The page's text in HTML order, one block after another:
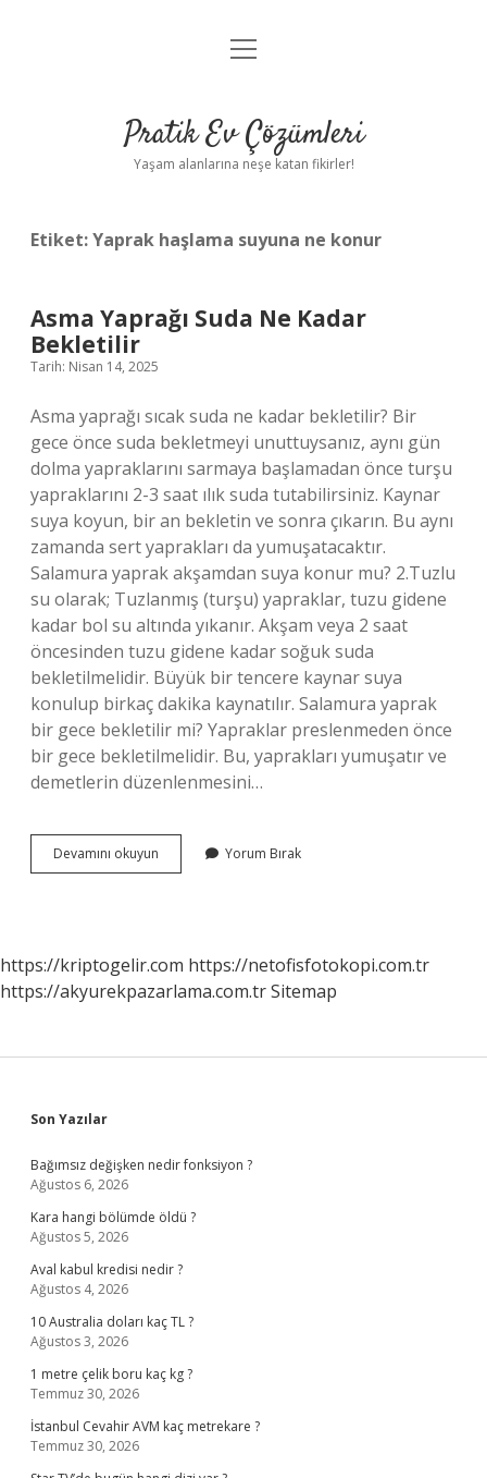
Anasayfa
Yasal Uyarı
menüyü
Pratik Ev Çözümleri
Yaşam alanlarına neşe katan fikirler!
Etiket:Yaprak haşlama suyuna ne konur
Asma Yaprağı Suda Ne Kadar
Bekletilir
Tarih: Nisan 14, 2025
Asma yaprağı sıcak suda ne kadar bekletilir? Bir
gece önce suda bekletmeyi unuttuysanız, aynı gün
dolma yapraklarını sarmaya başlamadan önce turşu
yapraklarını 2-3 saat ılık suda tutabilirsiniz. Kaynar
suya koyun, bir an bekletin ve sonra çıkarın. Bu aynı
zamanda sert yaprakları da yumuşatacaktır.
Salamura yaprak akşamdan suya konur mu? 2.Tuzlu
su olarak; Tuzlanmış (turşu) yapraklar, tuzu gidene
kadar bol su altında yıkanır. Akşam veya 2 saat
öncesinden tuzu gidene kadar soğuk suda
bekletilmelidir. Büyük bir tencere kaynar suya
konulup birkaç dakika kaynatılır. Salamura yaprak
bir gece bekletilir mi? Yapraklar preslenmeden önce
bir gece bekletilmelidir. Bu, yaprakları yumuşatır ve
demetlerin düzenlenmesini…
Devamını okuyun
Yaprağı
Yorum Bırak
https://kriptogelir.com https://netofisfotokopi.com.tr
https://akyurekpazarlama.com.trSitemap
Sidebar
Son Yazılar
Bağımsız değişken nedir fonksiyon ?
Ağustos 6, 2026
Kara hangi bölümde öldü ?
Ağustos 5, 2026
Aval kabul kredisi nedir ?
Ağustos 4, 2026
10 Australia doları kaç TL ?
Ağustos 3, 2026
1 metre çelik boru kaç kg ?
Temmuz 30, 2026
İstanbul Cevahir AVM kaç metrekare ?
Temmuz 30, 2026